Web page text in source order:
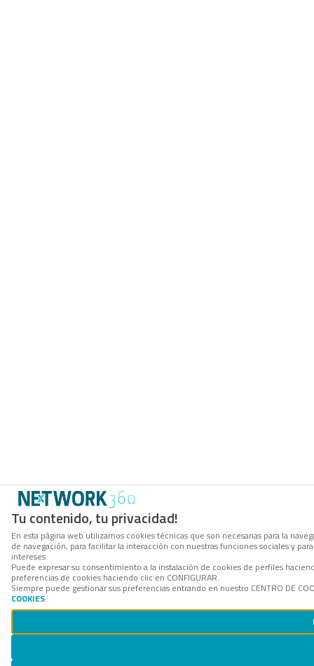
Tu contenido, tu privacidad!
En esta página web utilizamos cookies técnicas que son necesarias para la
de navegación, para facilitar la interacción con nuestras funciones sociales y
intereses.
Puede expresar su consentimiento a la instalación de cookies de perfiles
preferencias de cookies haciendo clic en CONFIGURAR.
Siempre puede gestionar sus preferencias entrando en nuestro CENTRO DE
COOKIES.